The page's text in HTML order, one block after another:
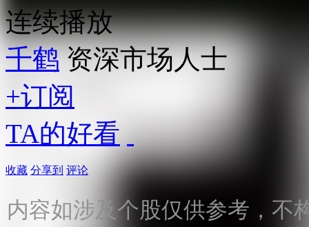
连续播放
千鹤 资深市场人士
+订阅
TA的好看
收藏 分享到 评论
内容如涉及个股仅供参考，不